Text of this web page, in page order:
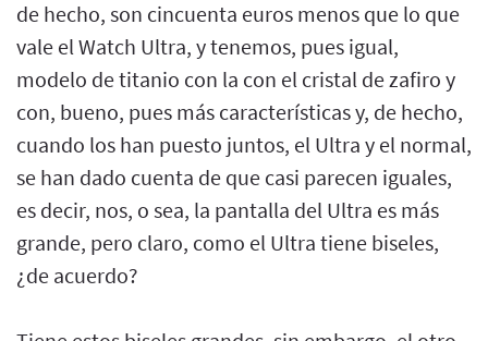
de hecho, son cincuenta euros menos que lo que
vale el Watch Ultra, y tenemos, pues igual,
modelo de titanio con la con el cristal de zafiro y
con, bueno, pues más características y, de hecho,
cuando los han puesto juntos, el Ultra y el normal,
se han dado cuenta de que casi parecen iguales,
es decir, nos, o sea, la pantalla del Ultra es más
grande, pero claro, como el Ultra tiene biseles,
¿de acuerdo?